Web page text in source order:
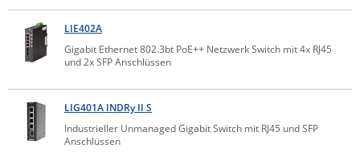
Vision
WATTECO
Yuasa
ZPE Systems
LIE402A
Gigabit Ethernet 802.3bt PoE++ Netzwerk Switch mit 4x RJ45
und 2x SFP Anschlüssen
LIG401A INDRy II S
Industrieller Unmanaged Gigabit Switch mit RJ45 und SFP
Anschlüssen